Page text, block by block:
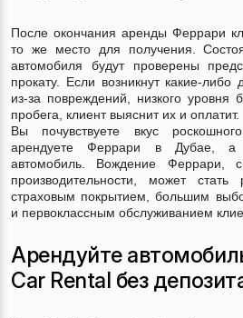
После окончания аренды Феррари
то же место для получения.
автомобиля будут проверены
прокату. Если возникнут какие-
из-за повреждений, низкого уровня
пробега, клиент выяснит их и оплатит.
Вы почувствуете вкус
арендуете Феррари в Дубае, а
автомобиль. Вождение Феррари,
производительности, может
страховым покрытием, большим
и первоклассным обслуживанием
Арендуйте
Car Rental без